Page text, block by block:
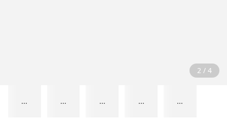
2 / 4
... ... ... ... ...